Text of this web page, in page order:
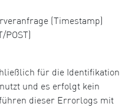
(Timestamp)
für die Identifikation
und es erfolgt kein
dieser Errorlogs mit